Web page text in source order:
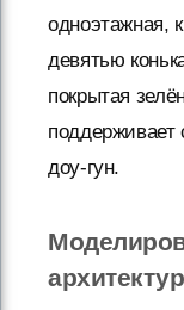
одноэтажная,
девятью
покрытая
поддерживает
доу-гун.